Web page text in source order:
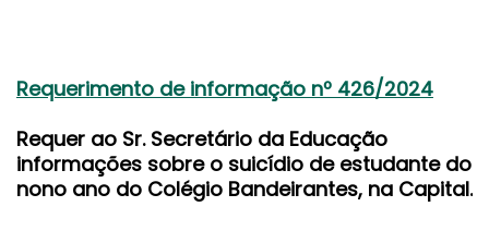
Requerimento de informação nº 426/2024
Requer ao Sr. Secretário da Educação
informações sobre o suicídio de estudante do
nono ano do Colégio Bandeirantes, na Capital.